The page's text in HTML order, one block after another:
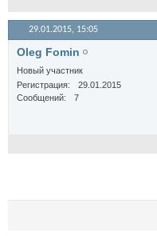
29.01.2015, 15:05
Oleg Fomin
Новый участник
Регистрация
29.01.2015
Сообщений
7